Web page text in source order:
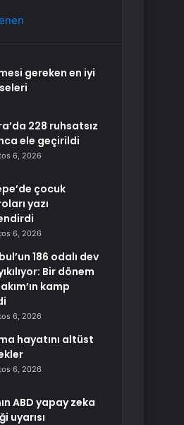
gereken en iyi
228 ruhsatsız
ele geçirildi
6, 2026
çocuk
yazı
6, 2026
186 odalı dev
Bir dönem
kamp
6, 2026
hayatını altüst
6, 2026
ABD yapay zeka
uyarısı